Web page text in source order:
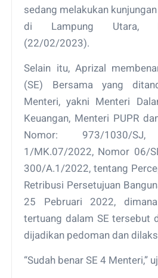
sedang melakukan
di Lampung Utara,
(22/02/2023).
Selain itu, Aprizal
(SE) Bersama yang
Menteri, yakni Menteri
Keuangan, Menteri PUPR
Nomor: 973/1030/
1/MK.07/2022, Nomor 06/
300/A.1/2022, tentang
Retribusi Persetujuan
25 Pebruari 2022,
tertuang dalam SE tersebut
dijadikan pedoman dan
“Sudah benar SE 4 Menteri,”